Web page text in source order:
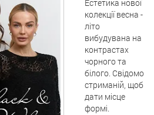
Естетика нової
колекції весна -
літо
вибудувана на
контрастах
чорного та
білого. Свідомо
стриманій, щоб
дати місце
формі.